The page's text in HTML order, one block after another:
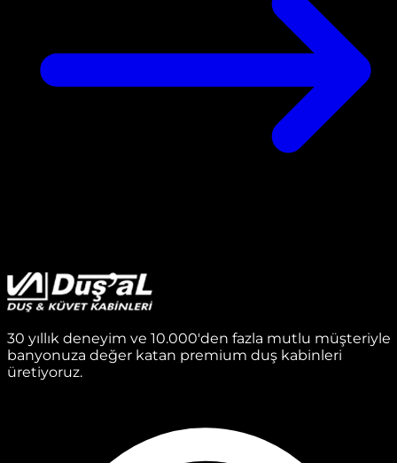
30 yıllık deneyim ve 10.000'den fazla mutlu müşteriyle
banyonuza değer katan premium duş kabinleri
üretiyoruz.